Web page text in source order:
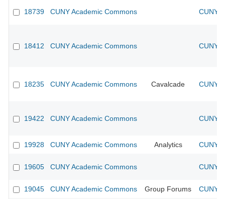
18739 CUNY Academic Commons CUNY
18412 CUNY Academic Commons CUNY
18235 CUNY Academic Commons Cavalcade CUNY
19422 CUNY Academic Commons CUNY
19928 CUNY Academic Commons Analytics CUNY
19605 CUNY Academic Commons CUNY
19045 CUNY Academic Commons Group Forums CUNY